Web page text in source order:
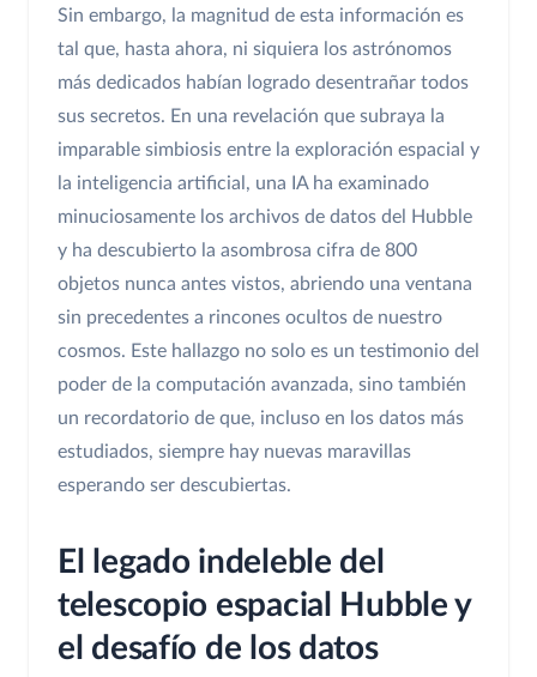
Sin embargo, la magnitud de esta información es
tal que, hasta ahora, ni siquiera los astrónomos
más dedicados habían logrado desentrañar todos
sus secretos. En una revelación que subraya la
imparable simbiosis entre la exploración espacial y
la inteligencia artificial, una IA ha examinado
minuciosamente los archivos de datos del Hubble
y ha descubierto la asombrosa cifra de 800
objetos nunca antes vistos, abriendo una ventana
sin precedentes a rincones ocultos de nuestro
cosmos. Este hallazgo no solo es un testimonio del
poder de la computación avanzada, sino también
un recordatorio de que, incluso en los datos más
estudiados, siempre hay nuevas maravillas
esperando ser descubiertas.
El legado indeleble del
telescopio espacial Hubble y
el desafío de los datos